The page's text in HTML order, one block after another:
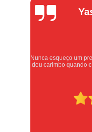
Atendimento
respeito.